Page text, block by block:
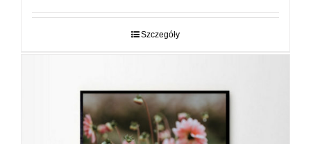
29,00 zł
Szczegóły